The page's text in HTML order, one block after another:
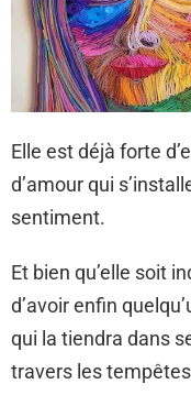
Elle est déjà forte
d’amour qui
sentiment.
Et bien qu’elle soit
d’avoir enfin
qui la tiendra dans
travers les